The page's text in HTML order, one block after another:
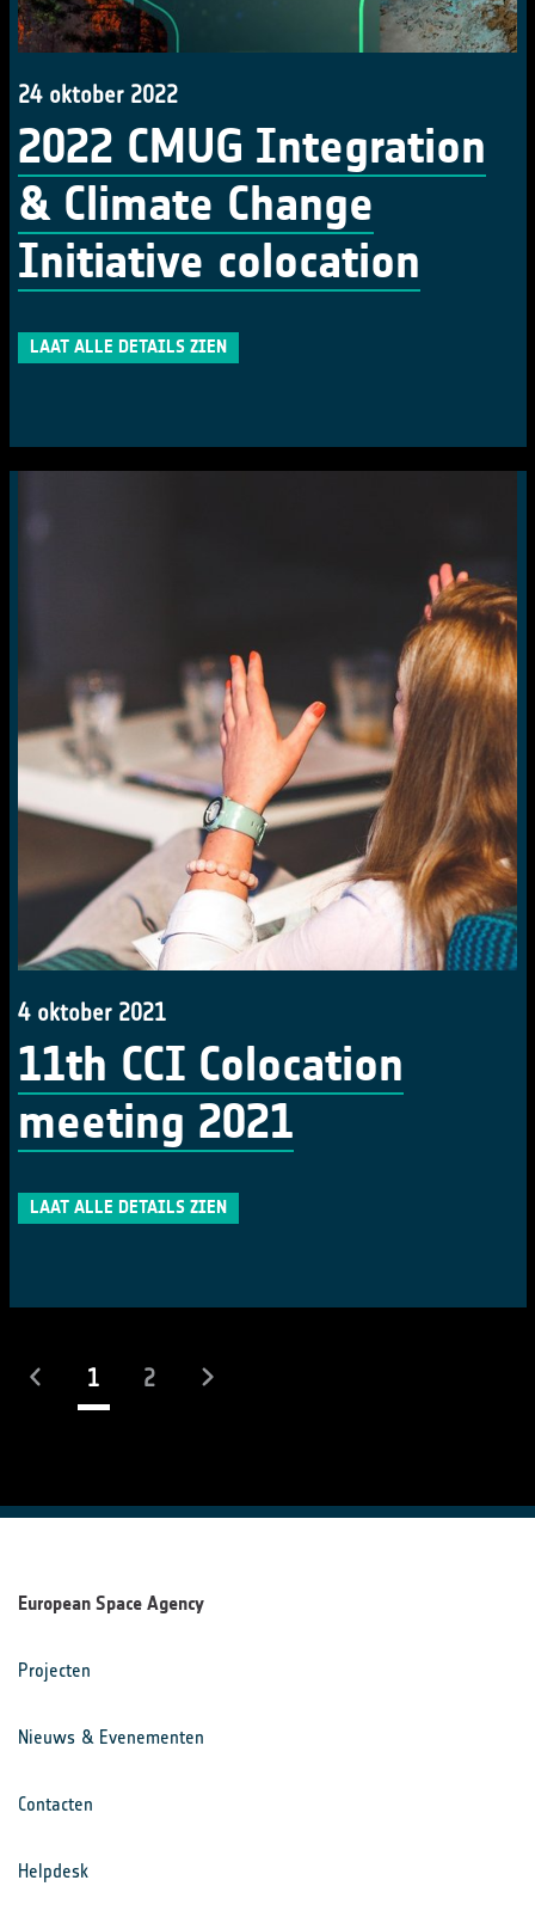
24 oktober 2022
2022 CMUG Integration
& Climate Change
Initiative colocation
LAAT ALLE DETAILS ZIEN
4 oktober 2021
11th CCI Colocation
meeting 2021
LAAT ALLE DETAILS ZIEN
1(actueel)
2
European Space Agency
Projecten
Nieuws & Evenementen
Contacten
Helpdesk